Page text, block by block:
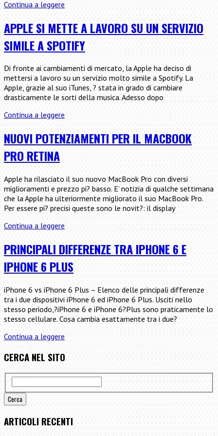
Continua a leggereiPhone
low
cost
in
arrivo
a
soli
99
dollari
APPLE SI METTE A LAVORO SU UN SERVIZIO
SIMILE A SPOTIFY
Di fronte ai cambiamenti di mercato, la Apple ha deciso di
mettersi a lavoro su un servizio molto simile a Spotify. La
Apple, grazie al suo iTunes, ? stata in grado di cambiare
drasticamente le sorti della musica. Adesso dopo
Continua a leggereApple
si
mette
a
lavoro
su
un
servizio
simile
a
Spotify
NUOVI POTENZIAMENTI PER IL MACBOOK
PRO RETINA
Apple ha rilasciato il suo nuovo MacBook Pro con diversi
miglioramenti e prezzo pi? basso. E’ notizia di qualche settimana
che la Apple ha ulteriormente migliorato il suo MacBook Pro.
Per essere pi? precisi queste sono le novit?: il display
Continua a leggereNuovi
potenziamenti
per
il
MacBook
Pro
Retina
PRINCIPALI DIFFERENZE TRA IPHONE 6 E
IPHONE 6 PLUS
iPhone 6 vs iPhone 6 Plus – Elenco delle principali differenze
tra i due dispositivi iPhone 6 ed iPhone 6 Plus. Usciti nello
stesso periodo,?iPhone 6 e iPhone 6?Plus sono praticamente lo
stesso cellulare. Cosa cambia esattamente tra i due?
Continua a leggerePrincipali
differenze
tra
iPhone
6
e
iPhone
6
Plus
CERCA NEL SITO
ARTICOLI RECENTI